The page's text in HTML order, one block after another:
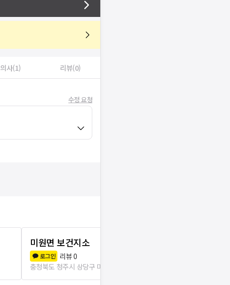
의사(1) 리뷰(0)
수정 요청
미원면 보건지소
로그인 리뷰0
충청북도 청주시 상당구 미원면